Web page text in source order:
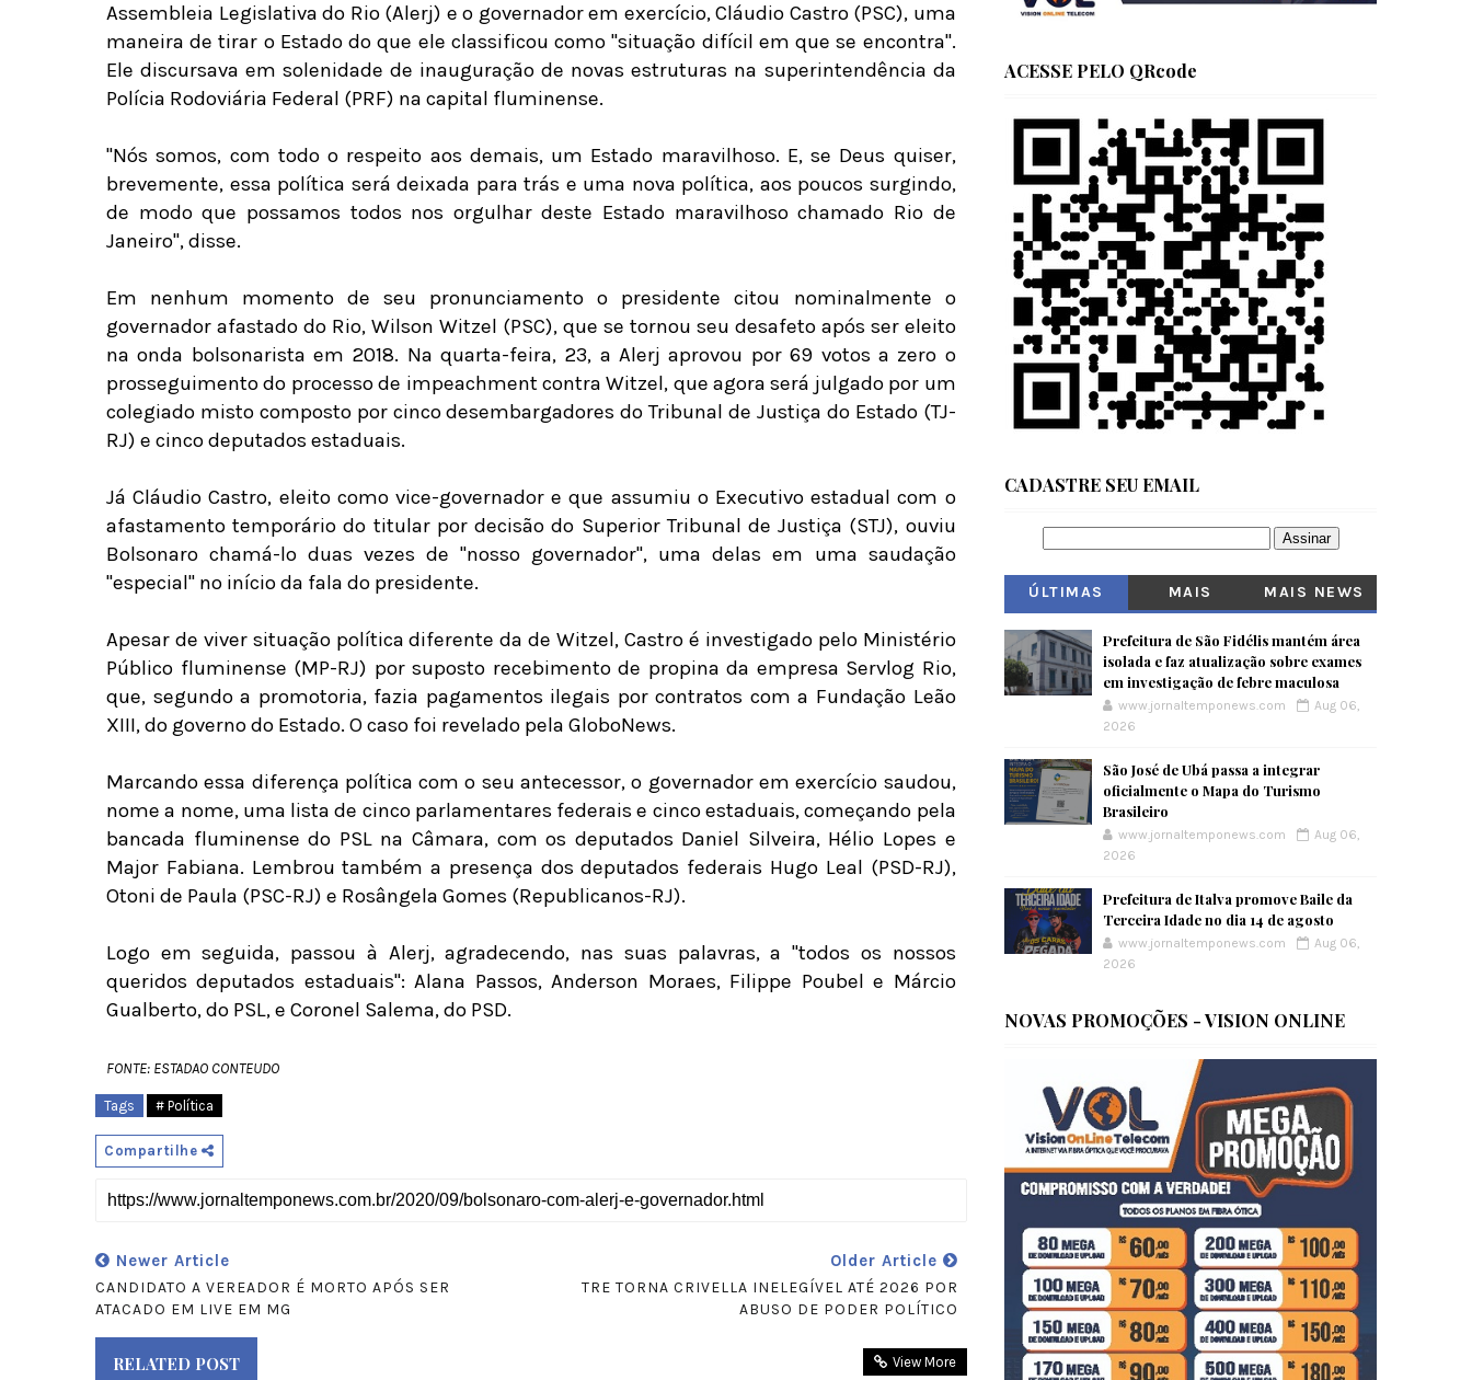
Assembleia Legislativa do Rio (Alerj) e o governador em exercício, Cláudio Castro (PSC), uma
maneira de tirar o Estado do que ele classificou como "situação difícil em que se encontra".
Ele discursava em solenidade de inauguração de novas estruturas na superintendência da
Polícia Rodoviária Federal (PRF) na capital fluminense.
"Nós somos, com todo o respeito aos demais, um Estado maravilhoso. E, se Deus quiser,
brevemente, essa política será deixada para trás e uma nova política, aos poucos surgindo,
de modo que possamos todos nos orgulhar deste Estado maravilhoso chamado Rio de
Janeiro", disse.
Em nenhum momento de seu pronunciamento o presidente citou nominalmente o
governador afastado do Rio, Wilson Witzel (PSC), que se tornou seu desafeto após ser eleito
na onda bolsonarista em 2018. Na quarta-feira, 23, a Alerj aprovou por 69 votos a zero o
prosseguimento do processo de impeachment contra Witzel, que agora será julgado por um
colegiado misto composto por cinco desembargadores do Tribunal de Justiça do Estado (TJ-
RJ) e cinco deputados estaduais.
Já Cláudio Castro, eleito como vice-governador e que assumiu o Executivo estadual com o
afastamento temporário do titular por decisão do Superior Tribunal de Justiça (STJ), ouviu
Bolsonaro chamá-lo duas vezes de "nosso governador", uma delas em uma saudação
"especial" no início da fala do presidente.
Apesar de viver situação política diferente da de Witzel, Castro é investigado pelo Ministério
Público fluminense (MP-RJ) por suposto recebimento de propina da empresa Servlog Rio,
que, segundo a promotoria, fazia pagamentos ilegais por contratos com a Fundação Leão
XIII, do governo do Estado. O caso foi revelado pela GloboNews.
Marcando essa diferença política com o seu antecessor, o governador em exercício saudou,
nome a nome, uma lista de cinco parlamentares federais e cinco estaduais, começando pela
bancada fluminense do PSL na Câmara, com os deputados Daniel Silveira, Hélio Lopes e
Major Fabiana. Lembrou também a presença dos deputados federais Hugo Leal (PSD-RJ),
Otoni de Paula (PSC-RJ) e Rosângela Gomes (Republicanos-RJ).
Logo em seguida, passou à Alerj, agradecendo, nas suas palavras, a "todos os nossos
queridos deputados estaduais": Alana Passos, Anderson Moraes, Filippe Poubel e Márcio
Gualberto, do PSL, e Coronel Salema, do PSD.
FONTE: ESTADAO CONTEUDO
Tags # Política
Compartilhe
Newer Article
CANDIDATO A VEREADOR É MORTO APÓS SER
ATACADO EM LIVE EM MG
Older Article
TRE TORNA CRIVELLA INELEGÍVEL ATÉ 2026 POR
ABUSO DE PODER POLÍTICO
RELATED POST View More
ACESSE PELO QRcode
CADASTRE SEU EMAIL
ÚLTIMAS
MAIS
MAIS NEWS
Prefeitura de São Fidélis mantém área
isolada e faz atualização sobre exames
em investigação de febre maculosa
www.jornaltemponews.com
Aug 06,
2026
São José de Ubá passa a integrar
oficialmente o Mapa do Turismo
Brasileiro
www.jornaltemponews.com
Aug 06,
2026
Prefeitura de Italva promove Baile da
Terceira Idade no dia 14 de agosto
www.jornaltemponews.com
Aug 06,
2026
NOVAS PROMOÇÕES - VISION ONLINE